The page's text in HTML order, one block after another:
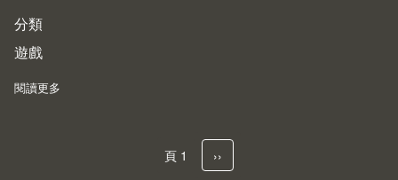
分類
遊戲
閱讀更多
Pagination
頁 1 下一頁
››